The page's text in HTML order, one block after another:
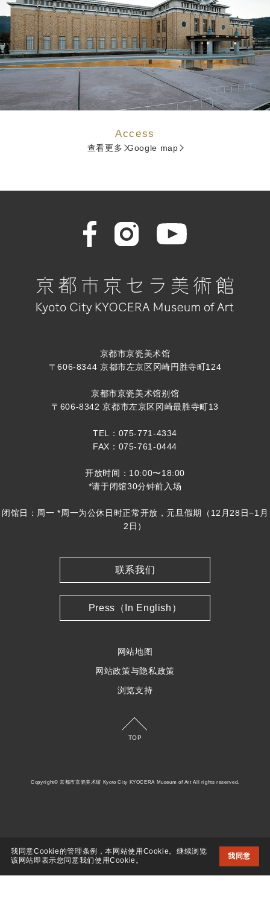
我同意Cookie的管理条例，本网站使用Cookie。继续浏览
该网站即表示您同意我们使用Cookie。
我同意
Access
查看更多 Google map
京都市京瓷美术馆
〒606-8344 京都市左京区冈崎円胜寺町124
京都市京瓷美术馆别馆
〒606-8342 京都市左京区冈崎最胜寺町13
TEL：075-771-4334
FAX：075-761-0444
开放时间：10:00〜18:00
*请于闭馆30分钟前入场
闭馆日：周一 *周一为公休日时正常开放，元旦假期（12月28日−1月
2日）
联系我们
Press（In English）
网站地图
网站政策与隐私政策
浏览支持
TOP
Copyright© 京都市京瓷美术馆 Kyoto City KYOCERA Museum of Art All rights reserved.